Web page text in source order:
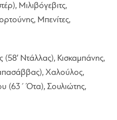
Μιλιβόγεβιτς,
Μπενίτες,
(58′ Ντάλλας), Κισκαμπάνης,
Χαλούλος,
(63΄ Ότα), Σουλιώτης,